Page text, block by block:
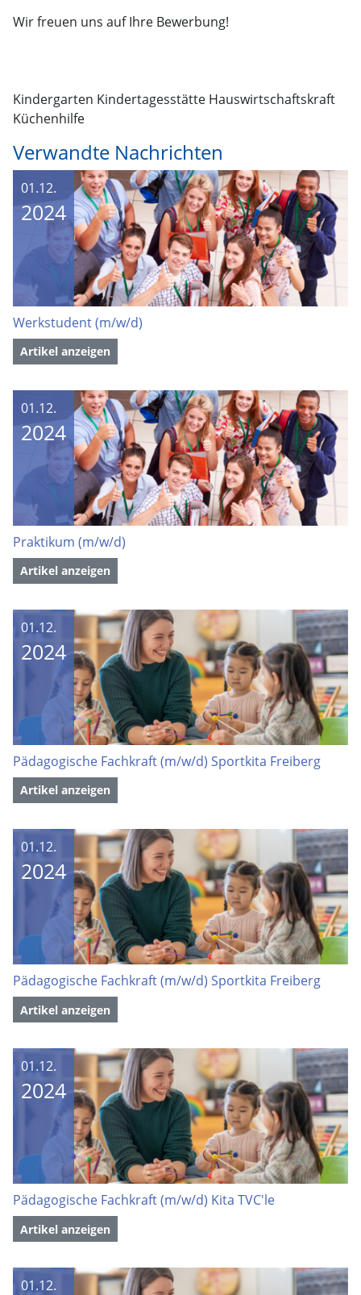
Wir freuen uns auf Ihre Bewerbung!
Kindergarten Kindertagesstätte Hauswirtschaftskraft
Küchenhilfe
Verwandte Nachrichten
01.12.
2024
Werkstudent (m/w/d)
Artikel anzeigen
01.12.
2024
Praktikum (m/w/d)
Artikel anzeigen
01.12.
2024
Pädagogische Fachkraft (m/w/d) Sportkita Freiberg
Artikel anzeigen
01.12.
2024
Pädagogische Fachkraft (m/w/d) Sportkita Freiberg
Artikel anzeigen
01.12.
2024
Pädagogische Fachkraft (m/w/d) Kita TVC'le
Artikel anzeigen
01.12.